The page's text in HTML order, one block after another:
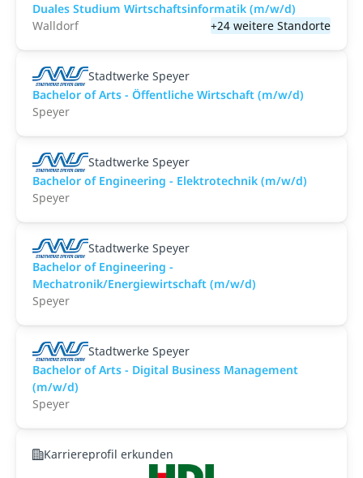
Duales Studium Wirtschaftsinformatik (m/w/d)
Walldorf
+24 weitere Standorte
Stadtwerke Speyer
Bachelor of Arts - Öffentliche Wirtschaft (m/w/d)
Speyer
Stadtwerke Speyer
Bachelor of Engineering - Elektrotechnik (m/w/d)
Speyer
Stadtwerke Speyer
Bachelor of Engineering -
Mechatronik/Energiewirtschaft (m/w/d)
Speyer
Stadtwerke Speyer
Bachelor of Arts - Digital Business Management
(m/w/d)
Speyer
Karriereprofil erkunden